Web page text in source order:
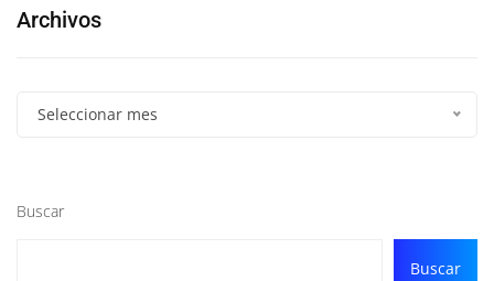
Archivos
Seleccionar mes
Buscar
Buscar